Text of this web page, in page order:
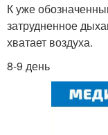
К уже
затрудненное
хватает воздуха.
8-9 день